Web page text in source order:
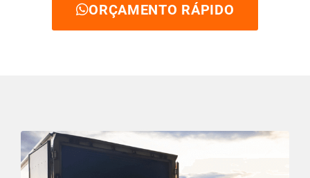
ORÇAMENTO RÁPIDO